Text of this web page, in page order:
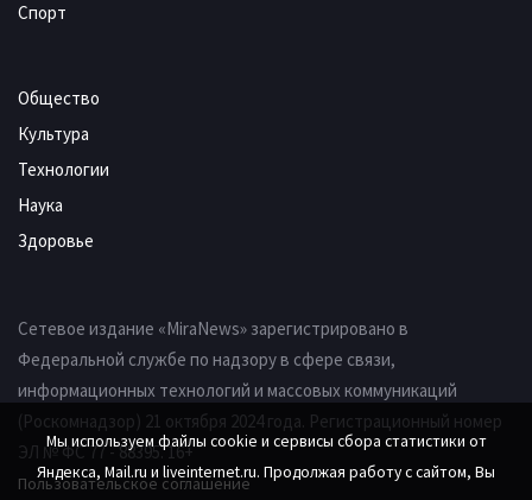
Спорт
Общество
Культура
Технологии
Наука
Здоровье
Сетевое издание «MiraNews» зарегистрировано в
Федеральной службе по надзору в сфере связи,
информационных технологий и массовых коммуникаций
(Роскомнадзор) 21 октября 2024 года. Регистрационный номер
ЭЛ № ФС 77 - 88395. 16+
Пользовательское соглашение
Мы используем файлы cookie и сервисы сбора статистики от
Яндекса, Mail.ru и liveinternet.ru. Продолжая работу с сайтом, Вы